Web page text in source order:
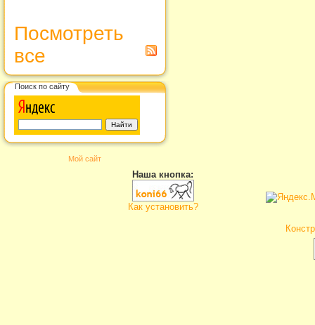
Посмотреть
все
Поиск по сайту
Мой сайт
Наша кнопка:
Как установить?